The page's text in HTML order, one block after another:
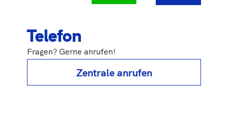
Telefon
Fragen? Gerne anrufen!
Zentrale anrufen